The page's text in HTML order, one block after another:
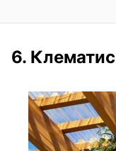
6. Клематис